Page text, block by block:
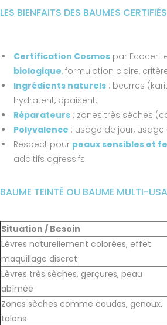
LES BIENFAITS DES BAUMES
Certification Cosmospar Ecocert
biologique, formulation claire,
Ingrédients naturels: beurres
hydratent, apaisent.
Réparateurs: zones très sèches
Polyvalence : usage de jour,
Respect pour peaux sensibles et
additifs agressifs.
BAUME TEINTÉ OU BAUME MULTI-
Situation / Besoin
Lèvres naturellement colorées, effet
maquillage discret
Lèvres très sèches, gerçures, peau
abîmée
Zones sèches comme coudes, genoux,
talons